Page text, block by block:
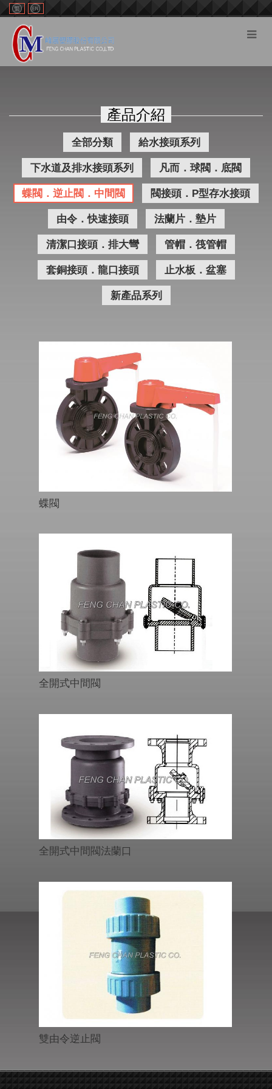
切
換
產品介紹
全部分類 給水接頭系列
下水道及排水接頭系列 凡而．球閥．底閥
蝶閥．逆止閥．中間閥 閥接頭．P型存水接頭
由令．快速接頭 法蘭片．墊片
清潔口接頭．排大彎 管帽．筏管帽
套銅接頭．龍口接頭 止水板．盆塞
新產品系列
蝶閥
全開式中間閥
全開式中間閥法蘭口
雙由令逆止閥